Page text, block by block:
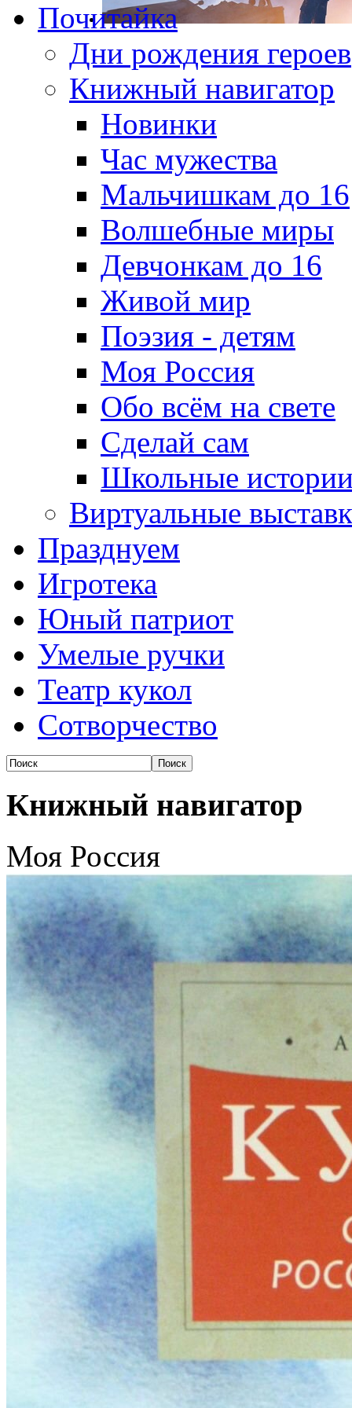
Почитайка
Дни рождения героев
Книжный навигатор
Новинки
Час мужества
Мальчишкам до 16
Волшебные миры
Девчонкам до 16
Живой мир
Поэзия - детям
Моя Россия
Обо всём на свете
Сделай сам
Школьные
Виртуальные
Празднуем
Игротека
Юный патриот
Умелые ручки
Театр кукол
Сотворчество
Книжный навигатор
Моя Россия